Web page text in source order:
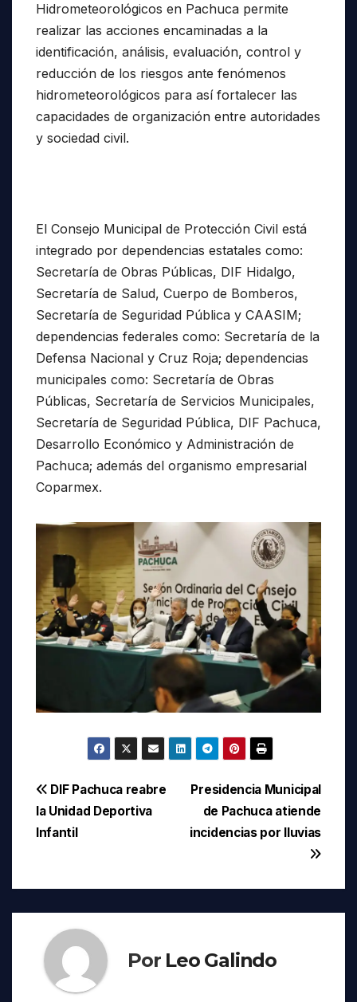
Hidrometeorológicos en Pachuca permite
realizar las acciones encaminadas a la
identificación, análisis, evaluación, control y
reducción de los riesgos ante fenómenos
hidrometeorológicos para así fortalecer las
capacidades de organización entre autoridades
y sociedad civil.
El Consejo Municipal de Protección Civil está
integrado por dependencias estatales como:
Secretaría de Obras Públicas, DIF Hidalgo,
Secretaría de Salud, Cuerpo de Bomberos,
Secretaría de Seguridad Pública y CAASIM;
dependencias federales como: Secretaría de la
Defensa Nacional y Cruz Roja; dependencias
municipales como: Secretaría de Obras
Públicas, Secretaría de Servicios Municipales,
Secretaría de Seguridad Pública, DIF Pachuca,
Desarrollo Económico y Administración de
Pachuca; además del organismo empresarial
Coparmex.
Navegación
de
Presidencia Municipal
de Pachuca atiende
incidencias por lluvias
DIF Pachuca reabre
la Unidad Deportiva
Infantil
Por Leo Galindo